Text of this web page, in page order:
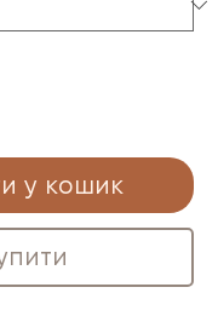
у кошик